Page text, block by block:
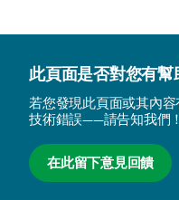
此頁面是否對您有幫
若您發現此頁面或其內
技術錯誤——請告知我們！
在此留下意見回饋